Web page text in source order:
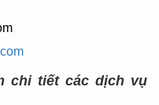
chi tiết các dịch vụ